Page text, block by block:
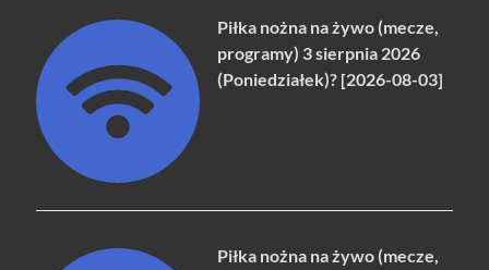
Piłka nożna na żywo (mecze,
programy) 3 sierpnia 2026
(Poniedziałek)? [2026-08-03]
Piłka nożna na żywo (mecze,